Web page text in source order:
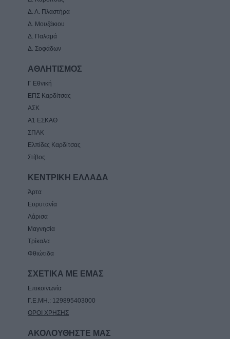
Δ. Λ. Πλαστήρα
Δ. Μουζάκιου
Δ. Παλαμά
Δ. Σοφάδων
ΑΘΛΗΤΙΣΜΟΣ
Γ Εθνική
ΕΠΣ Καρδίτσας
ΑΣΚ
Α1 ΕΣΚΑΘ
ΣΠΑΚ
Ελπίδες Καρδίτσας
Στίβος
ΚΕΝΤΡΙΚΗ ΕΛΛΑΔΑ
Άρτα
Ευρυτανία
Λάρισα
Μαγνησία
Τρίκαλα
Φθιώτιδα
ΣΧΕΤΙΚΑ ΜΕ ΕΜΑΣ
Επικοινωνία
Γ.Ε.ΜΗ.: 129895403000
ΟΡΟΙ ΧΡΗΣΗΣ
ΑΚΟΛΟΥΘΗΣΤΕ ΜΑΣ